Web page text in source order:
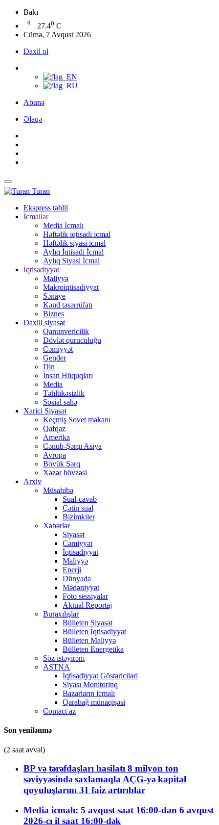
Bakı
27.40 C
Cümə, 7 Avqust 2026
Daxil ol
Abunə
Əlaqə
Turan
Ekspress təhlil
İcmallar
Media İcmalı
Həftəlik iqtisadi icmal
Həftəlik siyasi icmal
Aylıq İqtisadi İcmal
Aylıq Siyasi İcmal
İqtisadiyyat
Maliyyə
Makroiqtisadiyyat
Sənaye
Kənd təsərrüfatı
Biznes
Daxili siyasət
Qanunvericilik
Dövlət quruculuğu
Cəmiyyət
Gender
Din
İnsan Hüquqları
Media
Təhlükəsizlik
Sosial sahə
Xarici Siyasət
Keçmiş Sovet məkanı
Qafqaz
Amerika
Cənub-Şərqi Asiya
Avropa
Böyük Şərq
Xəzər hövzəsi
Arxiv
Müsahibə
Sual-cavab
Çətin sual
Bizimkiler
Xəbərlər
Siyasət
Cəmiyyət
İqtisadiyyat
Maliyyə
Enerji
Dünyada
Mədəniyyət
Foto sessiyalar
Aktual Reportaj
Buraxılışlar
Bülleten Siyasət
Bülleten İqtisadiyyat
Bülleten Maliyyə
Bülleten Energetika
Söz istəyirəm
ASTNA
İqtisadiyyat Göstəriciləri
Siyası Monitorinq
Bazarların icmalı
Qarabağ münaqişəsi
Contact az
Son yenilənmə
(2 saat əvvəl)
BP və tərəfdaşları hasilatı 8 milyon ton
səviyyəsində saxlamaqla AÇG-yə kapital
qoyuluşlarını 31 faiz artırıblar
Media icmalı: 5 avqust saat 16:00-dan 6 avqust
2026-cı il saat 16:00-dək